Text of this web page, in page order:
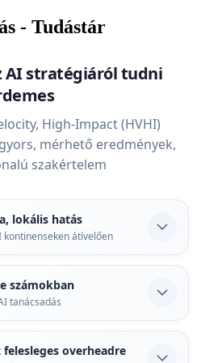
- Tudástár
AI stratégiáról tudni
High-Impact (HVHI)
mérhető eredmények,
szakértelem
lokális hatás
kontinenseken átívelően
AI stratégiák helyi
Ismerd meg, hogyan
eredményeket a saját
működsz.
számokban
tanácsadás
konzultáció valódi üzleti
és esettanulmányok
overheadre